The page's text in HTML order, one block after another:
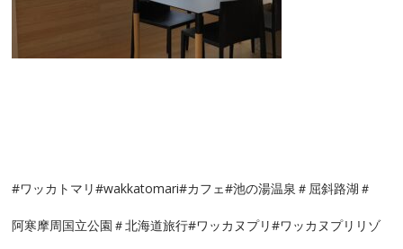
#ワッカトマリ#wakkatomari#カフェ#池の湯温泉＃屈斜路湖＃
阿寒摩周国立公園＃北海道旅行#ワッカヌプリ#ワッカヌプリリゾ